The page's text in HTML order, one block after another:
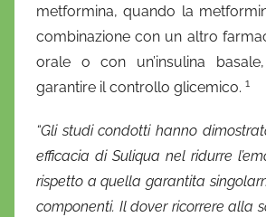
i
o
metformina, quando la
combinazione con un altro
orale o con un’insulina
garantire il controllo glicemico. 1
“Gli studi condotti hanno
efficacia di Suliqua nel ridurre
rispetto a quella garantita
componenti. Il dover ricorrere alla